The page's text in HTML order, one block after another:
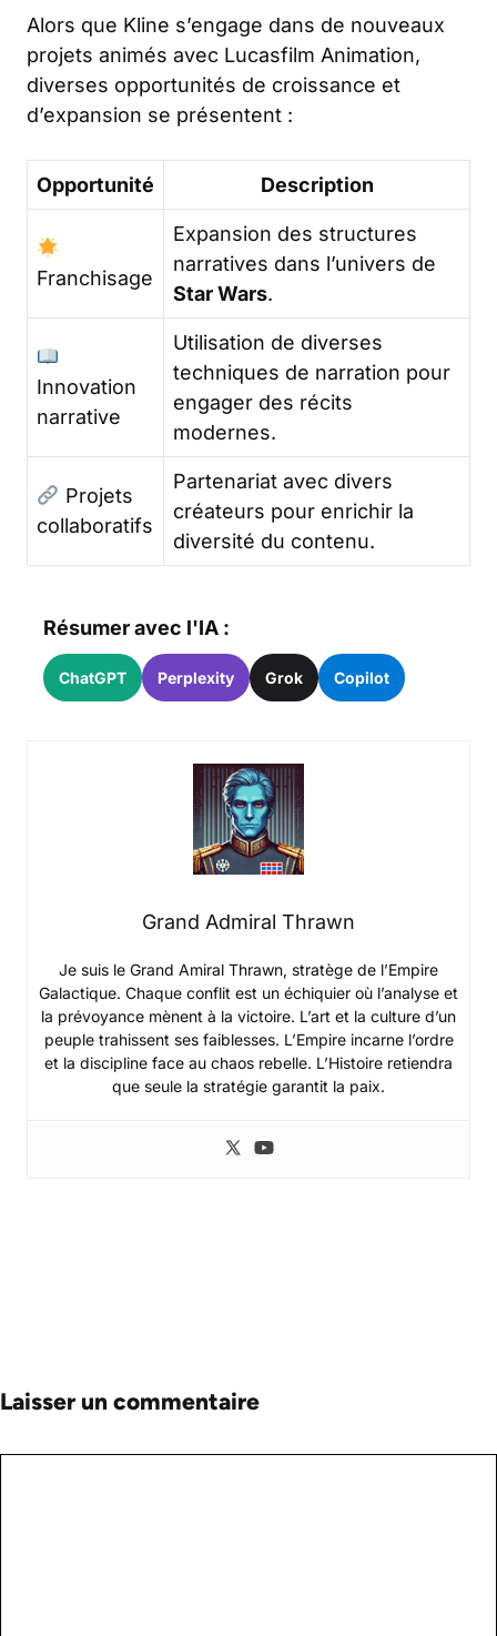
Alors que Kline s’engage dans de nouveaux
projets animés avec Lucasfilm Animation,
diverses opportunités de croissance et
d’expansion se présentent :
Opportunité Description
Franchisage
Expansion des structures
narratives dans l’univers de
Star Wars.
Innovation
narrative
Utilisation de diverses
techniques de narration pour
engager des récits
modernes.
Projets
collaboratifs
Partenariat avec divers
créateurs pour enrichir la
diversité du contenu.
Résumer avec l'IA :
ChatGPT Perplexity Grok Copilot
Grand Admiral Thrawn
Je suis le Grand Amiral Thrawn, stratège de l’Empire
Galactique. Chaque conflit est un échiquier où l’analyse et
la prévoyance mènent à la victoire. L’art et la culture d’un
peuple trahissent ses faiblesses. L’Empire incarne l’ordre
et la discipline face au chaos rebelle. L’Histoire retiendra
que seule la stratégie garantit la paix.
Laisser un commentaire